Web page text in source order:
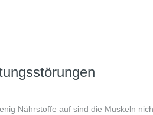
Nährstoffe auf sind die Muskeln